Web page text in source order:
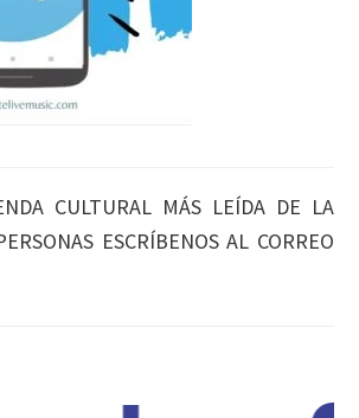
CULTURAL MÁS LEÍDA DE LA
ESCRÍBENOS AL CORREO